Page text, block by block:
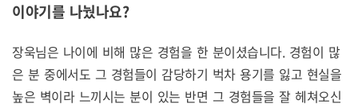
이야기를 나눴나요?
장욱님은 나이에 비해 많은 경험을 한 분이셨습니다. 경험이 많
은 분 중에서도 그 경험들이 감당하기 벅차 용기를 잃고 현실을
높은 벽이라 느끼시는 분이 있는 반면 그 경험들을 잘 헤쳐오신